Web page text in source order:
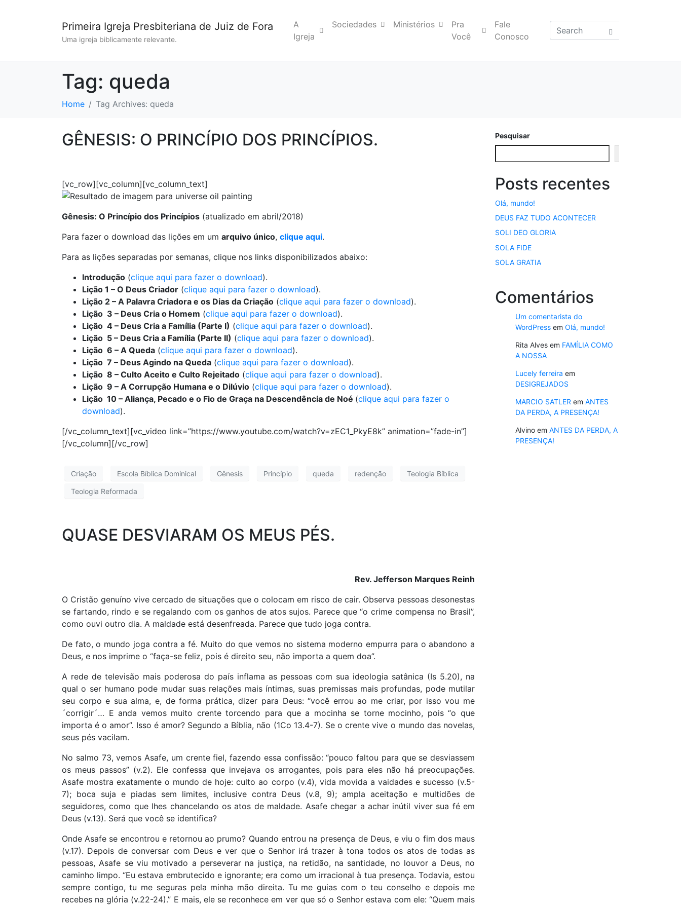
Primeira Igreja Presbiteriana de Juiz de Fora
Uma igreja biblicamente relevante.
A
Igreja
Sociedades Ministérios
Pra
Você
Fale
Conosco
Tag: queda
Home Tag Archives: queda
GÊNESIS: O PRINCÍPIO DOS PRINCÍPIOS.
[vc_row][vc_column][vc_column_text]
Gênesis: O Princípio dos Princípios (atualizado em abril/2018)
Para fazer o download das lições em um arquivo único, clique aqui.
Para as lições separadas por semanas, clique nos links disponibilizados abaixo:
Introdução (clique aqui para fazer o download).
Lição 1 – O Deus Criador (clique aqui para fazer o download).
Lição 2 – A Palavra Criadora e os Dias da Criação (clique aqui para fazer o download).
Lição 3 – Deus Cria o Homem (clique aqui para fazer o download).
Lição 4 – Deus Cria a Família (Parte I) (clique aqui para fazer o download).
Lição 5 – Deus Cria a Família (Parte II) (clique aqui para fazer o download).
Lição 6 – A Queda (clique aqui para fazer o download).
Lição 7 – Deus Agindo na Queda (clique aqui para fazer o download).
Lição 8 – Culto Aceito e Culto Rejeitado (clique aqui para fazer o download).
Lição 9 – A Corrupção Humana e o Dilúvio (clique aqui para fazer o download).
Lição 10 – Aliança, Pecado e o Fio de Graça na Descendência de Noé (clique aqui para fazer o
download).
[/vc_column_text][vc_video link=”https://www.youtube.com/watch?v=zEC1_PkyE8k” animation=”fade-in”]
[/vc_column][/vc_row]
Criação Escola Bíblica Dominical Gênesis Princípio queda redenção Teologia Bíblica
Teologia Reformada
QUASE DESVIARAM OS MEUS PÉS.
Rev. Jefferson Marques Reinh
O Cristão genuíno vive cercado de situações que o colocam em risco de cair. Observa pessoas desonestas
se fartando, rindo e se regalando com os ganhos de atos sujos. Parece que “o crime compensa no Brasil”,
como ouvi outro dia. A maldade está desenfreada. Parece que tudo joga contra.
De fato, o mundo joga contra a fé. Muito do que vemos no sistema moderno empurra para o abandono a
Deus, e nos imprime o “faça-se feliz, pois é direito seu, não importa a quem doa”.
A rede de televisão mais poderosa do país inflama as pessoas com sua ideologia satânica (Is 5.20), na
qual o ser humano pode mudar suas relações mais íntimas, suas premissas mais profundas, pode mutilar
seu corpo e sua alma, e, de forma prática, dizer para Deus: “você errou ao me criar, por isso vou me
´corrigir´… E anda vemos muito crente torcendo para que a mocinha se torne mocinho, pois “o que
importa é o amor”. Isso é amor? Segundo a Bíblia, não (1Co 13.4-7). Se o crente vive o mundo das novelas,
seus pés vacilam.
No salmo 73, vemos Asafe, um crente fiel, fazendo essa confissão: “pouco faltou para que se desviassem
os meus passos” (v.2). Ele confessa que invejava os arrogantes, pois para eles não há preocupações.
Asafe mostra exatamente o mundo de hoje: culto ao corpo (v.4), vida movida a vaidades e sucesso (v.5-
7); boca suja e piadas sem limites, inclusive contra Deus (v.8, 9); ampla aceitação e multidões de
seguidores, como que lhes chancelando os atos de maldade. Asafe chegar a achar inútil viver sua fé em
Deus (v.13). Será que você se identifica?
Onde Asafe se encontrou e retornou ao prumo? Quando entrou na presença de Deus, e viu o fim dos maus
(v.17). Depois de conversar com Deus e ver que o Senhor irá trazer à tona todos os atos de todas as
pessoas, Asafe se viu motivado a perseverar na justiça, na retidão, na santidade, no louvor a Deus, no
caminho limpo. “Eu estava embrutecido e ignorante; era como um irracional à tua presença. Todavia, estou
sempre contigo, tu me seguras pela minha mão direita. Tu me guias com o teu conselho e depois me
recebes na glória (v.22-24).” E mais, ele se reconhece em ver que só o Senhor estava com ele: “Quem mais
Pesquisar
Posts recentes
Olá, mundo!
DEUS FAZ TUDO ACONTECER
SOLI DEO GLORIA
SOLA FIDE
SOLA GRATIA
Comentários
Um comentarista do
WordPress em Olá, mundo!
Rita Alves em FAMÍLIA COMO
A NOSSA
Lucely ferreira em
DESIGREJADOS
MARCIO SATLER em ANTES
DA PERDA, A PRESENÇA!
Alvino em ANTES DA PERDA, A
PRESENÇA!